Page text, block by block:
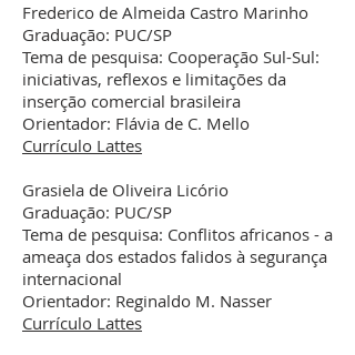
Frederico de Almeida Castro Marinho
Graduação: PUC/SP
Tema de pesquisa: Cooperação Sul-Sul:
iniciativas, reflexos e limitações da
inserção comercial brasileira
Orientador: Flávia de C. Mello
Currículo Lattes
Grasiela de Oliveira Licório
Graduação: PUC/SP
Tema de pesquisa: Conflitos africanos - a
ameaça dos estados falidos à segurança
internacional
Orientador: Reginaldo M. Nasser
Currículo Lattes